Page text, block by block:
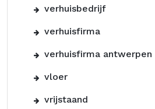
verhuisbedrijf
verhuisfirma
verhuisfirma antwerpen
vloer
vrijstaand